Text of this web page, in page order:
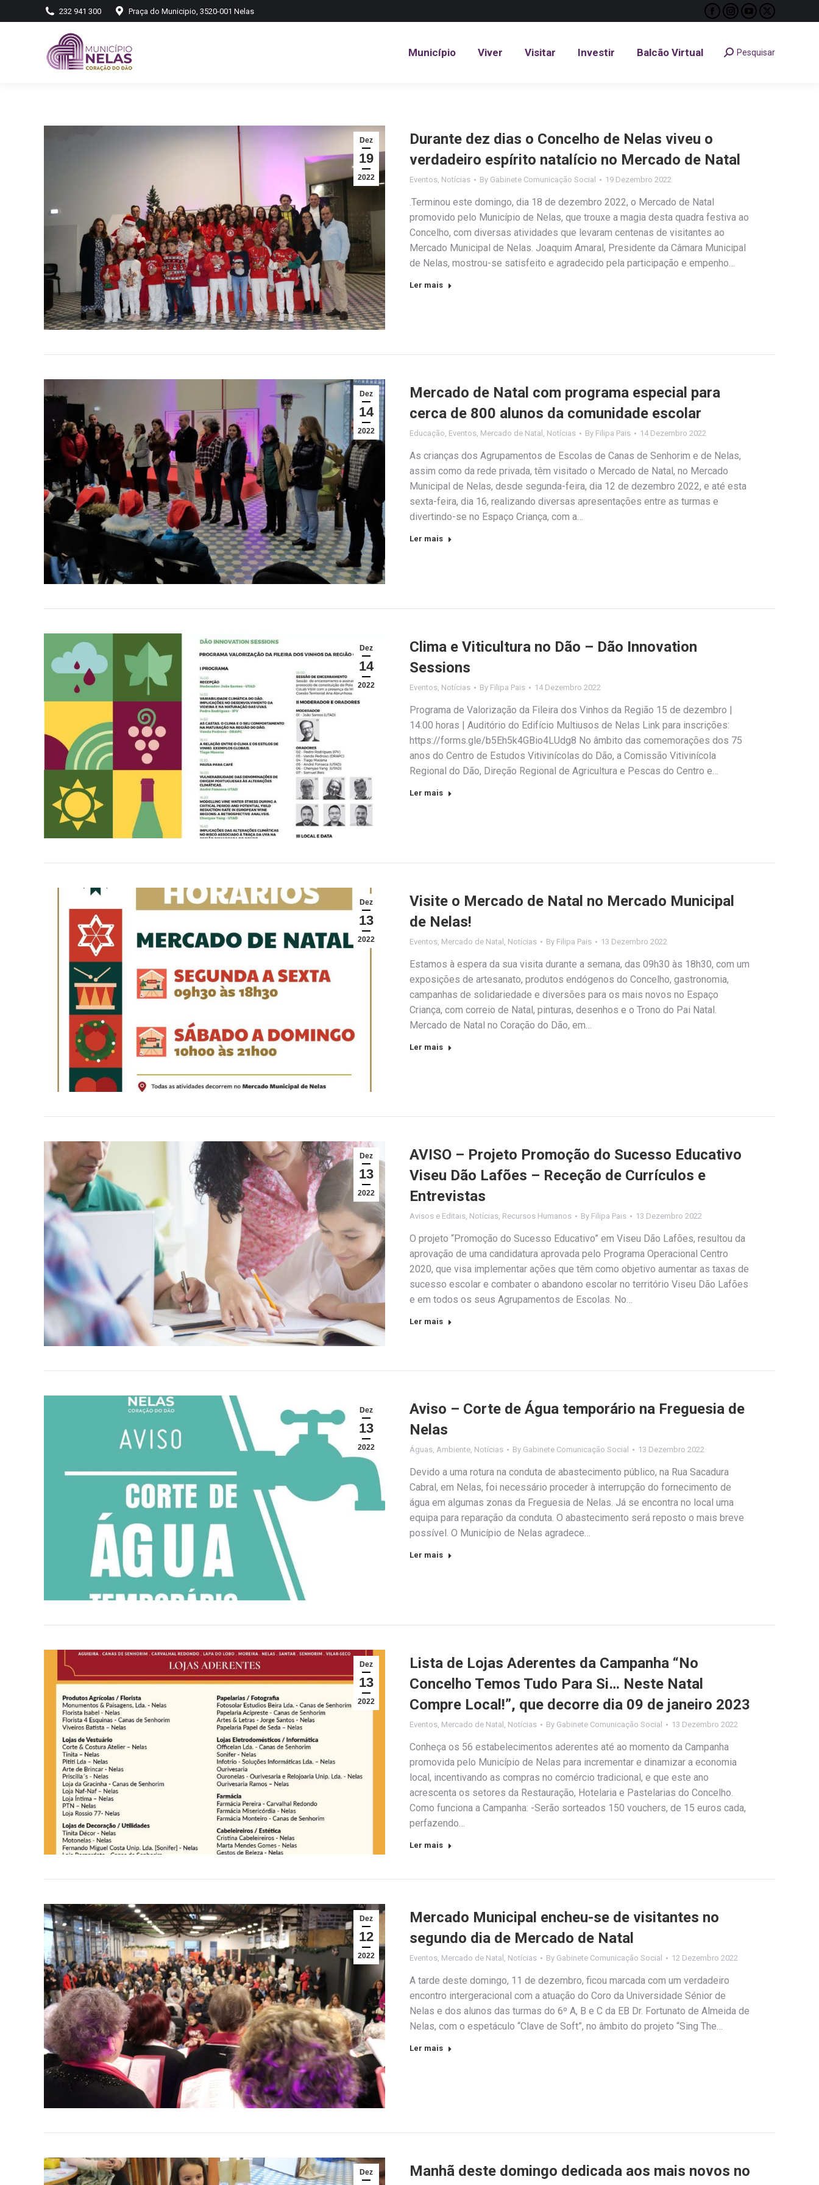
232 941 300 Praça do Municipio, 3520-001 Nelas
Facebook
opens
Instagram
opens
YouTube
opens
X
opens
Município Viver Visitar Investir Balcão Virtual Search:Pesquisar
Dez
19
2022
Durante dez dias o Concelho de Nelas viveu o
verdadeiro espírito natalício no Mercado de Natal
Eventos, Notícias By Gabinete Comunicação Social 19 Dezembro 2022
.Terminou este domingo, dia 18 de dezembro 2022, o Mercado de Natal
promovido pelo Município de Nelas, que trouxe a magia desta quadra festiva ao
Concelho, com diversas atividades que levaram centenas de visitantes ao
Mercado Municipal de Nelas. Joaquim Amaral, Presidente da Câmara Municipal
de Nelas, mostrou-se satisfeito e agradecido pela participação e empenho…
Ler mais
Dez
14
2022
Mercado de Natal com programa especial para
cerca de 800 alunos da comunidade escolar
Educação, Eventos, Mercado de Natal , Notícias By Filipa Pais 14 Dezembro 2022
As crianças dos Agrupamentos de Escolas de Canas de Senhorim e de Nelas,
assim como da rede privada, têm visitado o Mercado de Natal, no Mercado
Municipal de Nelas, desde segunda-feira, dia 12 de dezembro 2022, e até esta
sexta-feira, dia 16, realizando diversas apresentações entre as turmas e
divertindo-se no Espaço Criança, com a…
Ler mais
Dez
14
2022
Clima e Viticultura no Dão – Dão Innovation
Sessions
Eventos Notícias By Filipa Pais 14 Dezembro 2022
Programa de Valorização da Fileira dos Vinhos da Região 15 de dezembro |
14:00 horas | Auditório do Edifício Multiusos de Nelas Link para inscrições:
https://forms.gle/b5Eh5k4GBio4LUdg8 No âmbito das comemorações dos 75
anos do Centro de Estudos Vitivinícolas do Dão, a Comissão Vitivinícola
Regional do Dão, Direção Regional de Agricultura e Pescas do Centro e…
Ler mais
Dez
13
2022
Visite o Mercado de Natal no Mercado Municipal
de Nelas!
Eventos Mercado de Natal Notícias By Filipa Pais 13 Dezembro 2022
Estamos à espera da sua visita durante a semana, das 09h30 às 18h30, com um
exposições de artesanato, produtos endógenos do Concelho, gastronomia,
campanhas de solidariedade e diversões para os mais novos no Espaço
Criança, com correio de Natal, pinturas, desenhos e o Trono do Pai Natal.
Mercado de Natal no Coração do Dão, em…
Ler mais
Dez
13
2022
AVISO – Projeto Promoção do Sucesso Educativo
Viseu Dão Lafões – Receção de Currículos e
Entrevistas
Avisos e Editais, Notícias, Recursos Humanos By Filipa Pais 13 Dezembro 2022
O projeto “Promoção do Sucesso Educativo” em Viseu Dão Lafões, resultou da
aprovação de uma candidatura aprovada pelo Programa Operacional Centro
2020, que visa implementar ações que têm como objetivo aumentar as taxas de
sucesso escolar e combater o abandono escolar no território Viseu Dão Lafões
e em todos os seus Agrupamentos de Escolas. No…
Ler mais
Dez
13
2022
Aviso – Corte de Água temporário na Freguesia de
Nelas
Águas Ambiente Notícias By Gabinete Comunicação Social 13 Dezembro 2022
Devido a uma rotura na conduta de abastecimento público, na Rua Sacadura
Cabral, em Nelas, foi necessário proceder à interrupção do fornecimento de
água em algumas zonas da Freguesia de Nelas. Já se encontra no local uma
equipa para reparação da conduta. O abastecimento será reposto o mais breve
possível. O Município de Nelas agradece…
Ler mais
Dez
13
2022
Lista de Lojas Aderentes da Campanha “No
Concelho Temos Tudo Para Si… Neste Natal
Compre Local!”, que decorre dia 09 de janeiro 2023
Eventos Mercado de Natal Notícias By Gabinete Comunicação Social 13 Dezembro 2022
Conheça os 56 estabelecimentos aderentes até ao momento da Campanha
promovida pelo Município de Nelas para incrementar e dinamizar a economia
local, incentivando as compras no comércio tradicional, e que este ano
acrescenta os setores da Restauração, Hotelaria e Pastelarias do Concelho.
Como funciona a Campanha: -Serão sorteados 150 vouchers, de 15 euros cada,
perfazendo…
Ler mais
Dez
12
2022
Mercado Municipal encheu-se de visitantes no
segundo dia de Mercado de Natal
Eventos, Mercado de Natal , Notícias By Gabinete Comunicação Social 12 Dezembro 2022
A tarde deste domingo, 11 de dezembro, ficou marcada com um verdadeiro
encontro intergeracional com a atuação do Coro da Universidade Sénior de
Nelas e dos alunos das turmas do 6º A, B e C da EB Dr. Fortunato de Almeida de
Nelas, com o espetáculo “Clave de Soft”, no âmbito do projeto “Sing The…
Ler mais
Dez
Manhã deste domingo dedicada aos mais novos no
Município Viver Visitar Investir Balcão Virtual Search:
Pesquisar